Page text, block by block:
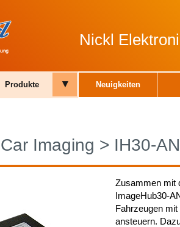
Nickl
Produkte ▾ Neuigkeiten
Car Imaging > IH30-
Zusammen mit
ImageHub30-
Fahrzeugen
ansteuern.